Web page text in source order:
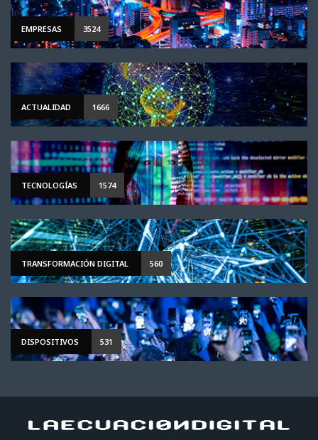
EMPRESAS 3524
ACTUALIDAD 1666
TECNOLOGÍAS 1574
TRANSFORMACIÓN DIGITAL 560
DISPOSITIVOS 531